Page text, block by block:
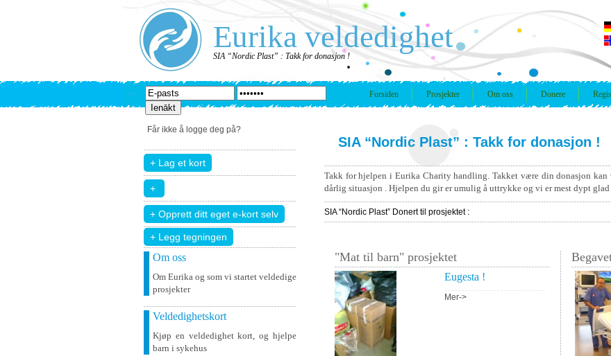
Eurika veldedighet
SIA “Nordic Plast” : Takk for donasjon !
Forsiden Prosjekter Om oss Donere
Får ikke å logge deg på?
+ Legg tegningen
Om oss
Om Eurika og som vi startet veldedige
prosjekter
Veldedighetskort
Kjøp en veldedighet kort, og hjelpe
barn i sykehus
SIA “Nordic Plast” : Takk for donasjon !
Takk for hjelpen i Eurika Charity handling. Takket være din donasjon kan
dårlig situasjon . Hjelpen du gir er umulig å uttrykke og vi er mest dypt
SIA “Nordic Plast” Donert til prosjektet :
"Mat til barn" prosjektet
Eugesta !
Mer->